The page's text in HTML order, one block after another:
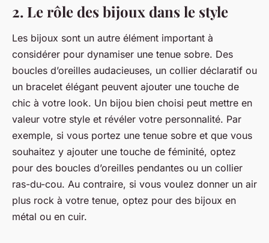
2. Le rôle des bijoux dans le style
Les bijoux sont un autre élément important à
considérer pour dynamiser une tenue sobre. Des
boucles d’oreilles audacieuses, un collier déclaratif ou
un bracelet élégant peuvent ajouter une touche de
chic à votre look. Un bijou bien choisi peut mettre en
valeur votre style et révéler votre personnalité. Par
exemple, si vous portez une tenue sobre et que vous
souhaitez y ajouter une touche de féminité, optez
pour des boucles d’oreilles pendantes ou un collier
ras-du-cou. Au contraire, si vous voulez donner un air
plus rock à votre tenue, optez pour des bijoux en
métal ou en cuir.